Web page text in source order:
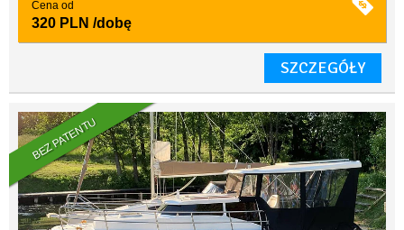
Cena od
320 PLN /dobę
SZCZEGÓŁY
BEZ PATENTU